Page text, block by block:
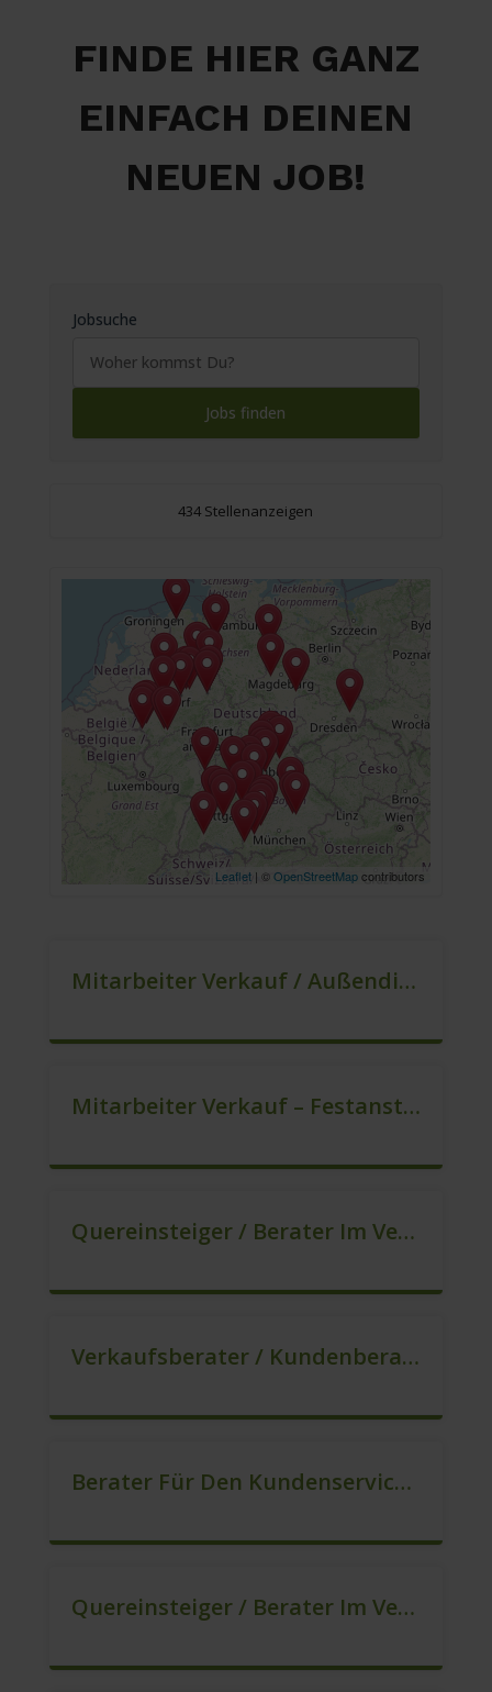
FINDE HIER GANZ
EINFACH DEINEN
NEUEN JOB!
Jobsuche
434 Stellenanzeigen
Leaflet | ©OpenStreetMapcontributors
Mitarbeiter Verkauf / Außendienst (m/w/d)
Mitarbeiter Verkauf – Festanstellung (m/w/d)
Quereinsteiger / Berater Im Vertrieb In VZ/TZ (m/w/d)
Verkaufsberater / Kundenberater – Ab Sofort (m/w/d)
Berater Für Den Kundenservice In VZ/TZ (m/w/d)
Quereinsteiger / Berater Im Vertrieb (m/w/d)